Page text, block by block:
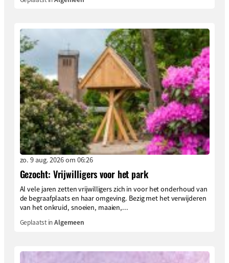
zo. 9 aug. 2026 om 06:26
Gezocht: Vrijwilligers voor het park
Al vele jaren zetten vrijwilligers zich in voor het onderhoud van
de begraafplaats en haar omgeving. Bezig met het verwijderen
van het onkruid, snoeien, maaien,...
Geplaatst inAlgemeen